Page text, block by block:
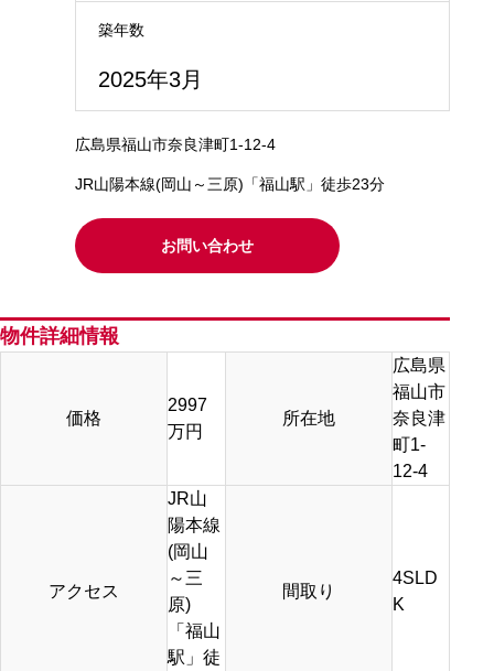
築年数
2025年3月
広島県福山市奈良津町1-12-4
JR山陽本線(岡山～三原)「福山駅」徒歩23分
お問い合わせ
物件詳細情報
価格
2997
万円
所在地
広島県
福山市
奈良津
町1-
12-4
アクセス
JR山
陽本線
(岡山
～三
原)
「福山
駅」徒
間取り
4SLD
K